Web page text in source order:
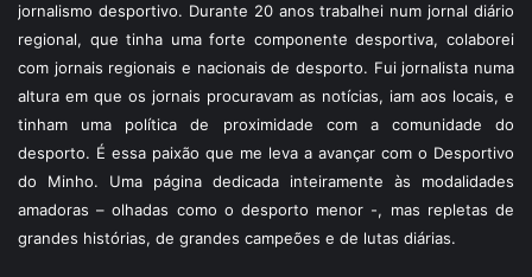
jornalismo desportivo. Durante 20 anos trabalhei num jornal diário
regional, que tinha uma forte componente desportiva, colaborei
com jornais regionais e nacionais de desporto. Fui jornalista numa
altura em que os jornais procuravam as notícias, iam aos locais, e
tinham uma política de proximidade com a comunidade do
desporto. É essa paixão que me leva a avançar com o Desportivo
do Minho. Uma página dedicada inteiramente às modalidades
amadoras – olhadas como o desporto menor -, mas repletas de
grandes histórias, de grandes campeões e de lutas diárias.